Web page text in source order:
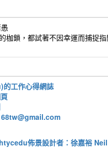
枷鎖，都試著不因幸運而捕捉
工作心得網誌